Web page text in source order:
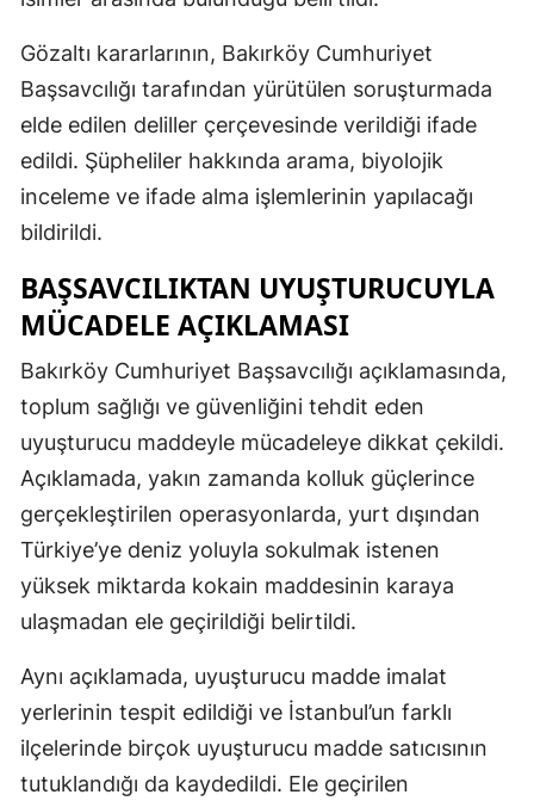
Gözaltı kararlarının, Bakırköy Cumhuriyet
Başsavcılığı tarafından yürütülen soruşturmada
elde edilen deliller çerçevesinde verildiği ifade
edildi. Şüpheliler hakkında arama, biyolojik
inceleme ve ifade alma işlemlerinin yapılacağı
bildirildi.
BAŞSAVCILIKTAN UYUŞTURUCUYLA
MÜCADELE AÇIKLAMASI
Bakırköy Cumhuriyet Başsavcılığı açıklamasında,
toplum sağlığı ve güvenliğini tehdit eden
uyuşturucu maddeyle mücadeleye dikkat çekildi.
Açıklamada, yakın zamanda kolluk güçlerince
gerçekleştirilen operasyonlarda, yurt dışından
Türkiye’ye deniz yoluyla sokulmak istenen
yüksek miktarda kokain maddesinin karaya
ulaşmadan ele geçirildiği belirtildi.
Aynı açıklamada, uyuşturucu madde imalat
yerlerinin tespit edildiği ve İstanbul’un farklı
ilçelerinde birçok uyuşturucu madde satıcısının
tutuklandığı da kaydedildi. Ele geçirilen